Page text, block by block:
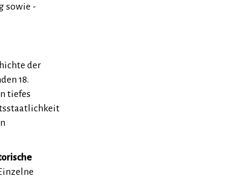
sowie -
der
18.
tiefes